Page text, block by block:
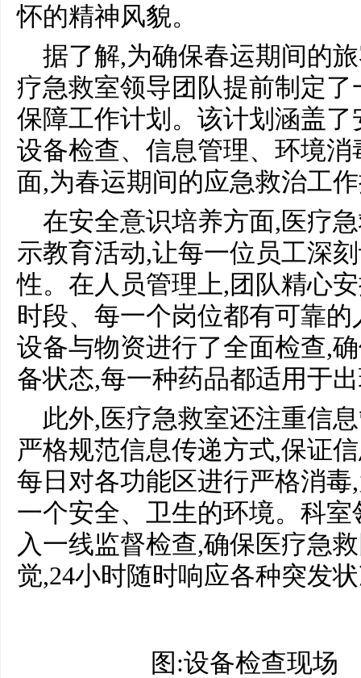
怀的精神风貌。
据了解,为确保春运期间的
疗急救室领导团队提前制定
保障工作计划。该计划涵盖
设备检查、信息管理、环境
面,为春运期间的应急救治工
在安全意识培养方面,医疗
示教育活动,让每一位员工深
性。在人员管理上,团队精心
时段、每一个岗位都有可靠
设备与物资进行了全面检查,
备状态,每一种药品都适用于
此外,医疗急救室还注重信
严格规范信息传递方式,保证
每日对各功能区进行严格消
一个安全、卫生的环境。科
入一线监督检查,确保医疗急
觉,24小时随时响应各种突发
图:设备检查现